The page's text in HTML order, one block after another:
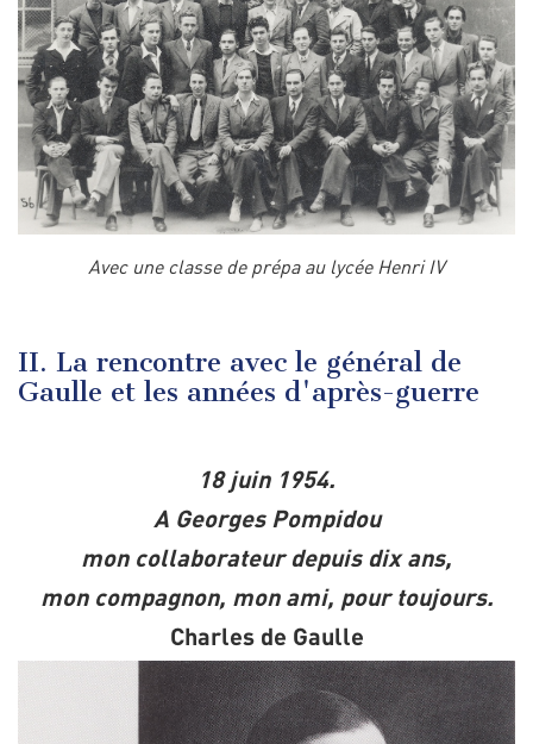
Avec une classe de prépa au lycée Henri IV
II. La rencontre avec le général de
Gaulle et les années d'après-guerre
18 juin 1954.
A Georges Pompidou
mon collaborateur depuis dix ans,
mon compagnon, mon ami, pour toujours.
Charles de Gaulle